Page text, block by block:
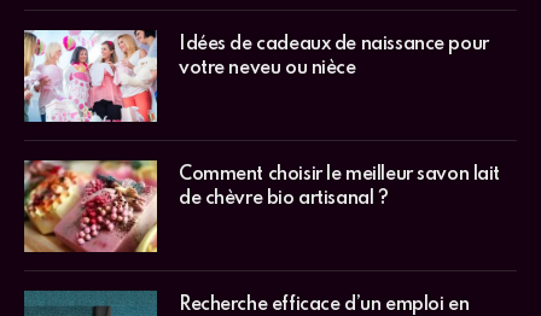
Idées de cadeaux de naissance pour
votre neveu ou nièce
Comment choisir le meilleur savon lait
de chèvre bio artisanal ?
Recherche efficace d’un emploi en